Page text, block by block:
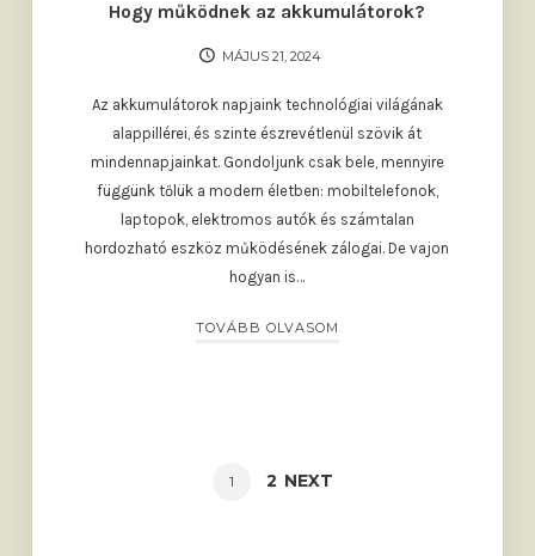
Hogy működnek az akkumulátorok?
MÁJUS 21, 2024
Az akkumulátorok napjaink technológiai világának
alappillérei, és szinte észrevétlenül szövik át
mindennapjainkat. Gondoljunk csak bele, mennyire
függünk tőlük a modern életben: mobiltelefonok,
laptopok, elektromos autók és számtalan
hordozható eszköz működésének zálogai. De vajon
hogyan is…
TOVÁBB OLVASOM
PAGE
1 PAGE
2 NEXT